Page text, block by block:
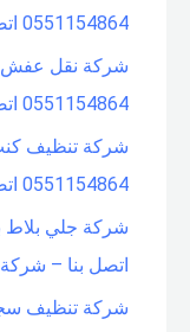
0551154864 اتصل بنا – شركة العربي
شركة نقل عفش
0551154864 اتصل بنا – شركة العربي
شركة تنظيف
0551154864 اتصل بنا – شركة العربي
اتصل بنا –
شركة تنظيف